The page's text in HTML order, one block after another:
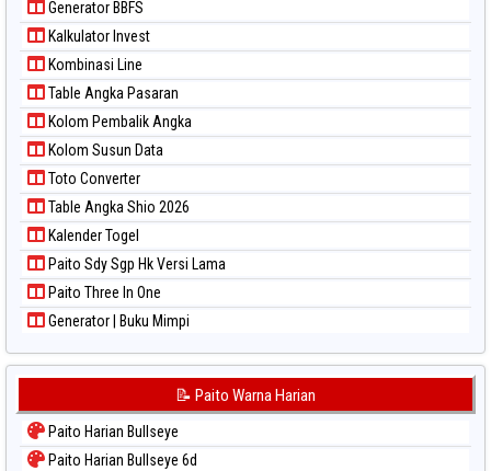
Paito Warna Sydney Lottery
Paito Warna Sydney Lottery 6d
Paito Warna Sydney Lotto
Paito Warna Sydney Pools 6d
Paito Warna Taipei
Paito Warna Taiwan
Generator BBFS
Kalkulator Invest
Kombinasi Line
Table Angka Pasaran
Kolom Pembalik Angka
Kolom Susun Data
Toto Converter
Table Angka Shio 2026
Kalender Togel
Paito Sdy Sgp Hk Versi Lama
Paito Three In One
Generator | Buku Mimpi
📝 Paito Warna Harian
Paito Harian Bullseye
Paito Harian Bullseye 6d